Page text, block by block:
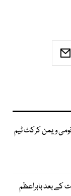
ویمن کرکٹ ٹیم
کے بعد بابراعظم